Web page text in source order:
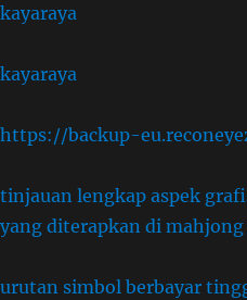
kayaraya
kayaraya
https://backup-
tinjauan lengkap aspek
yang diterapkan di mahjong
urutan simbol berbayar